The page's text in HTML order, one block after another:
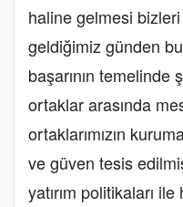
haline gelmesi
geldiğimiz günden
başarının temelinde
ortaklar arasında
ortaklarımızın
ve güven tesis
yatırım politikaları